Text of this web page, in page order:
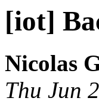
[iot]
Nicolas
Thu Jun